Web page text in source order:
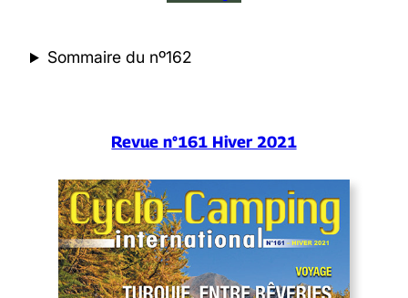
Sommaire du nº162
Revue n°161 Hiver 2021